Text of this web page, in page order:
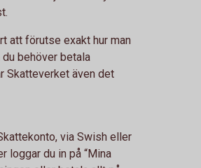
att förutse exakt hur man
behöver betala
Skatteverket även det
via Swish eller
loggar du in på “Mina